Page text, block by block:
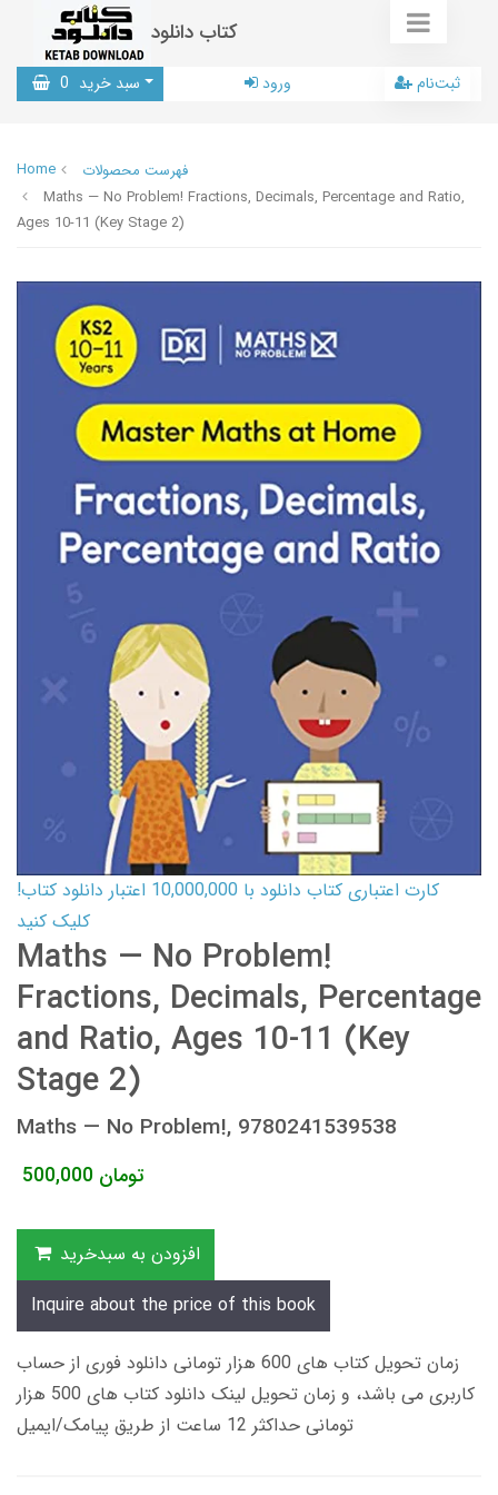
کتاب دانلود
سبد خرید 0 ورود ثبت‌نام
Home
فهرست محصولات
Maths — No Problem! Fractions, Decimals, Percentage and Ratio,
Ages 10-11 (Key Stage 2)
کارت اعتباری کتاب دانلود با 10,000,000 اعتبار دانلود کتاب!
کلیک کنید
Maths — No Problem!
Fractions, Decimals, Percentage
and Ratio, Ages 10-11 (Key
Stage 2)
Maths — No Problem!, 9780241539538
500,000 تومان
افزودن به سبدخرید
Inquire about the price of this book
زمان تحویل کتاب های 600 هزار تومانی دانلود فوری از حساب
کاربری می باشد، و زمان تحویل لینک دانلود کتاب های 500 هزار
تومانی حداکثر 12 ساعت از طریق پیامک/ایمیل